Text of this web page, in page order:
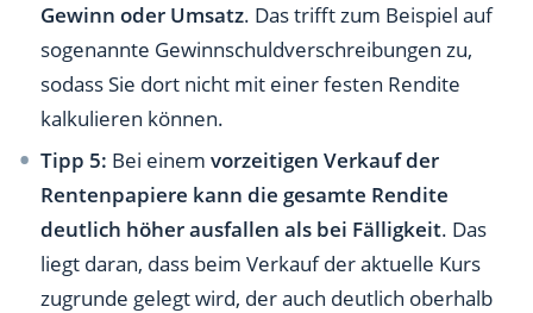
Gewinn oder Umsatz. Das trifft zum Beispiel auf
sogenannte Gewinnschuldverschreibungen zu,
sodass Sie dort nicht mit einer festen Rendite
kalkulieren können.
Tipp 5: Bei einemvorzeitigen Verkauf der
Rentenpapiere kann die gesamte Rendite
deutlich höher ausfallen als bei Fälligkeit. Das
liegt daran, dass beim Verkauf der aktuelle Kurs
zugrunde gelegt wird, der auch deutlich oberhalb